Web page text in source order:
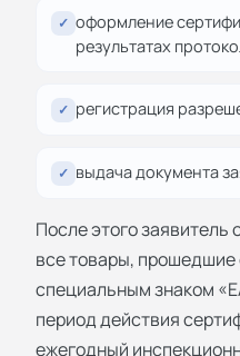
✓ оформление
результатах
✓ регистрация
✓ выдача документа
После этого заявитель
все товары, прошедшие
специальным знаком
период действия
ежегодный